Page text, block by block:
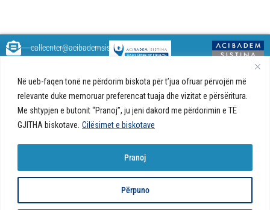
Në ueb-faqen tonë ne përdorim biskota për t’jua ofruar përvojën më
relevante duke memoruar preferencat tuaja dhe vizitat e përsëritura.
Me shtypjen e butonit “Pranoj”, ju jeni dakord me përdorimin e TË
GJITHA biskotave. Cilësimet e biskotave
Përpuno
Pranoj
këshilla shëndetësore rreth
shëndetit tuaj. Ne kemi krijuar
një ueb portal që do t'ju ofrojë
përgjigjet e pyetjeve tuaja në
shëndetshme.
callcenter@acibademsistina.mk
Ul. Skupi 5A Shkup
Sistina - Bëhet
fjalë për jetën!
rezervuara
Politika e biskotave në ueb-faqe |
privatësisë